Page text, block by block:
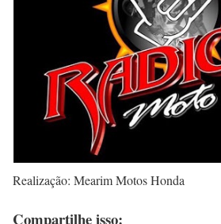
Realização: Mearim Motos Honda
Compartilhe isso: